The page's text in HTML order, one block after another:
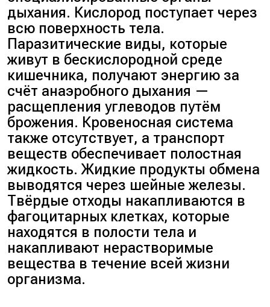
дыхания. Кислород поступает через
всю поверхность тела.
Паразитические виды, которые
живут в бескислородной среде
кишечника, получают энергию за
счёт анаэробного дыхания —
расщепления углеводов путём
брожения. Кровеносная система
также отсутствует, а транспорт
веществ обеспечивает полостная
жидкость. Жидкие продукты обмена
выводятся через шейные железы.
Твёрдые отходы накапливаются в
фагоцитарных клетках, которые
находятся в полости тела и
накапливают нерастворимые
вещества в течение всей жизни
организма.